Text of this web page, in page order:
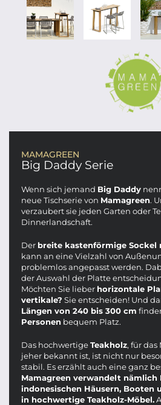
MAMAGREEN
Big Daddy Serie
Wenn sich jemand Big Daddy
neue Tischserie von Mamagreen.
verzaubert sie jeden Garten oder
Dinnerlandschaft.
Der breite kastenförmige Sockel
kann an eine Vielzahl von
problemlos angepasst werden.
der Auswahl der Platte
Möchten Sie lieber horizontale
vertikale? Sie entscheiden! Und
Längen von 240 bis 300 cm
Personen bequem Platz.
Das hochwertigeTeakholz, für
jeher bekannt ist, ist nicht nur
stabil. Es erzählt auch eine ganz
Mamagreen verwandelt nämlich
indonesischen Häusern, Booten
in hochwertige Teakholz-Möbel.